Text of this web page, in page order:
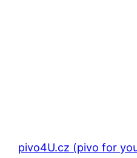
pivo4U.cz (pivo for